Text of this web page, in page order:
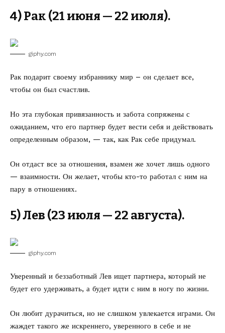
4) Рак (21 июня — 22 июля).
giphy.com
Рак подарит своему избраннику мир – он сделает все,
чтобы он был счастлив.
Но эта глубокая привязанность и забота сопряжены с
ожиданием, что его партнер будет вести себя и действовать
определенным образом, — так, как Рак себе придумал.
Он отдаст все за отношения, взамен же хочет лишь одного
— взаимности. Он желает, чтобы кто-то работал с ним на
пару в отношениях.
5) Лев (23 июля — 22 августа).
giphy.com
Уверенный и беззаботный Лев ищет партнера, который не
будет его удерживать, а будет идти с ним в ногу по жизни.
Он любит дурачиться, но не слишком увлекается играми. Он
жаждет такого же искреннего, уверенного в себе и не